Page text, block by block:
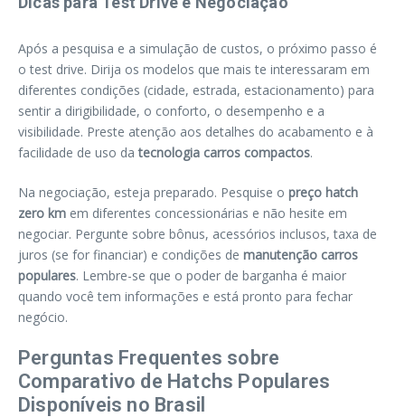
Após a pesquisa e a simulação de custos, o próximo passo é
o test drive. Dirija os modelos que mais te interessaram em
diferentes condições (cidade, estrada, estacionamento) para
sentir a dirigibilidade, o conforto, o desempenho e a
visibilidade. Preste atenção aos detalhes do acabamento e à
facilidade de uso datecnologia carros compactos.
Na negociação, esteja preparado. Pesquise o preço hatch
zero km em diferentes concessionárias e não hesite em
negociar. Pergunte sobre bônus, acessórios inclusos, taxa de
juros (se for financiar) e condições de manutenção carros
populares. Lembre-se que o poder de barganha é maior
quando você tem informações e está pronto para fechar
negócio.
Perguntas Frequentes sobre
Comparativo de Hatchs Populares
Disponíveis no Brasil